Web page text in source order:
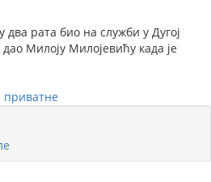
рата био на служби у Дугој
Милоју Милојевићу када је
приватне